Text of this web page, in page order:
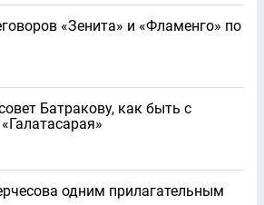
«Зенита» и «Фламенго» по
Батракову, как быть с
одним прилагательным